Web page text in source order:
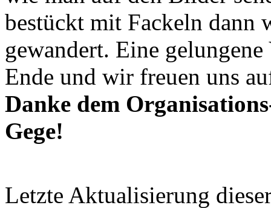
bestückt mit Fackeln dann
gewandert. Eine
Ende und wir freuen uns
Danke dem
Gege!
Letzte Aktualisierung